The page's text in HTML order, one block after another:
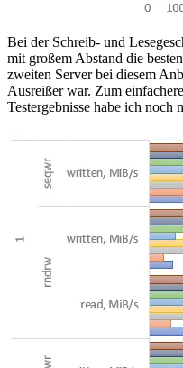
Bei der Schreib- und
mit großem Abstand die
zweiten Server bei diesem
Ausreißer war. Zum
Testergebnisse habe ich noch